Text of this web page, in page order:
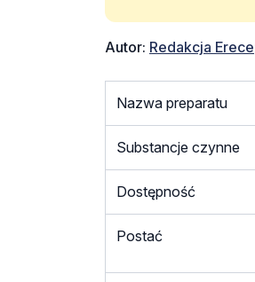
Autor: Redakcja
Nazwa preparatu
Substancje czynne
Dostępność
Postać